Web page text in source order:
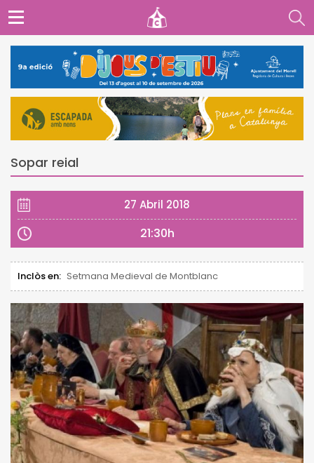
Sopar reial
27 Abril 2018
21:30h
Inclòs en: Setmana Medieval de Montblanc